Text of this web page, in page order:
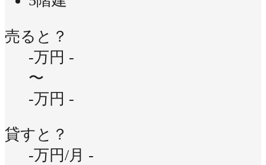
売ると？
-万円 -
〜
-万円 -
貸すと？
-万円/月 -